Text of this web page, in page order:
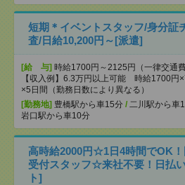
短期＊イベントスタッフ/身分証
査/日給10,200円～[派遣]
[給 与] 時給1700円～2125円（一律交通費
【収入例】6.3万円以上可能 時給1700円
×5日間（勤務日数により異なる）
[勤務地] 豊橋駅から車15分 / 二川駅から車
岩口駅から車10分
高時給2000円☆1日4時間でOK
受付スタッフ☆来社不要！日払
ト]